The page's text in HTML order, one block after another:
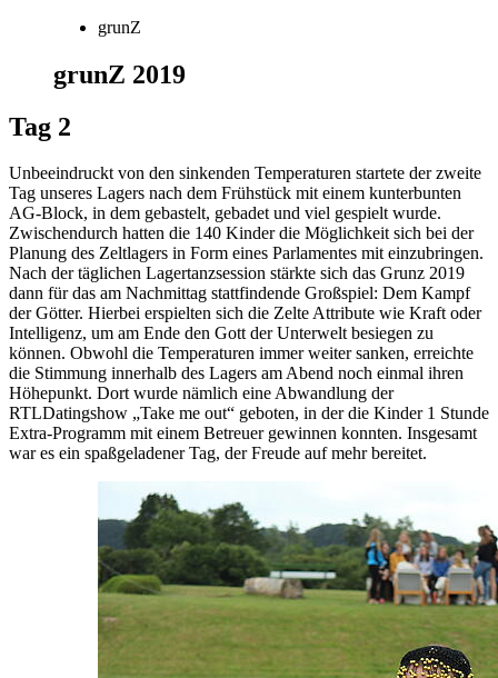
grunZ
grunZ 2019
Tag 2
Unbeeindruckt von den sinkenden Temperaturen startete der zweite
Tag unseres Lagers nach dem Frühstück mit einem kunterbunten
AG-Block, in dem gebastelt, gebadet und viel gespielt wurde.
Zwischendurch hatten die 140 Kinder die Möglichkeit sich bei der
Planung des Zeltlagers in Form eines Parlamentes mit einzubringen.
Nach der täglichen Lagertanzsession stärkte sich das Grunz 2019
dann für das am Nachmittag stattfindende Großspiel: Dem Kampf
der Götter. Hierbei erspielten sich die Zelte Attribute wie Kraft oder
Intelligenz, um am Ende den Gott der Unterwelt besiegen zu
können. Obwohl die Temperaturen immer weiter sanken, erreichte
die Stimmung innerhalb des Lagers am Abend noch einmal ihren
Höhepunkt. Dort wurde nämlich eine Abwandlung der
RTLDatingshow „Take me out“ geboten, in der die Kinder 1 Stunde
Extra-Programm mit einem Betreuer gewinnen konnten. Insgesamt
war es ein spaßgeladener Tag, der Freude auf mehr bereitet.